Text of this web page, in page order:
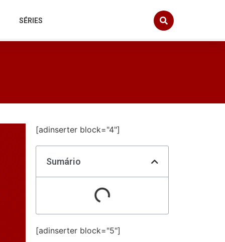
SÉRIES
[adinserter block="4"]
Sumário
[adinserter block="5"]